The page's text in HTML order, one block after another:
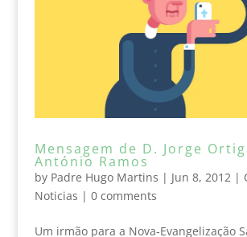
Mensagem de D. Jorge
António Ramos
by Padre Hugo Martins | Jun 8, 2012|
Noticias | 0 comments
Um irmão para a Nova-Evangelização